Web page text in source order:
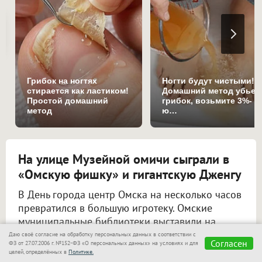
Грибок на ногтях
стирается как ластиком!
Простой домашний
метод
Ногти будут чистыми!
Домашний метод убьет
грибок, возьмите 3%-
ю…
На улице Музейной омичи сыграли в
«Омскую фишку» и гигантскую Дженгу
В День города центр Омска на несколько часов
превратился в большую игротеку. Омские
муниципальные библиотеки выставили на
улицу Музейную больше сотни настольных игр
— от мировых бестселлеров до авторских
Даю своё согласие на обработку персональных данных в соответствии с
ФЗ от 27.07.2006 г. №152-ФЗ «О персональных данных» на условиях и для
целей, определённых в Политике.
Согласен